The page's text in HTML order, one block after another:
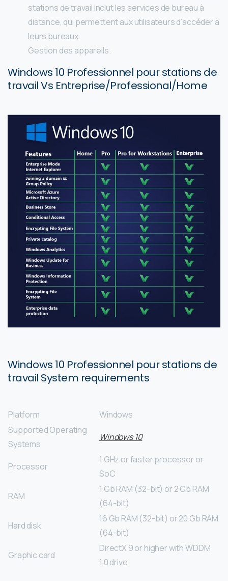
stations de travail inclut les services de bureau à
distance, qui permettent aux utilisateurs d’accéder à
leurs bureaux.
Gestion des appareils.
Windows 10 Professionnel pour stations de
travailVs Entreprise/Professional/Home
Windows 10 Professionnel pour stations de
travail System requirements
Platform
Windows
Supported Operating
Systems
Windows 10
Processor
1 GHz or faster processor or
SoC
RAM
1 Gb RAM (32-bit) or 2 Gb RAM
(64-bit)
Hard disk
16 Gb RAM (32-bit) or 20 Gb RAM
(64-bit)
Graphic card
DirectX 9 or higher with WDDM
1.0 drive